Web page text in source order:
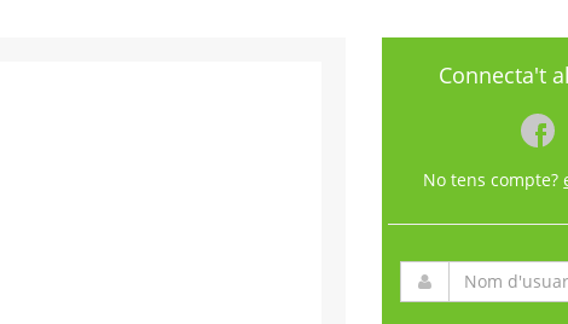
Connecta't
No tens compte?